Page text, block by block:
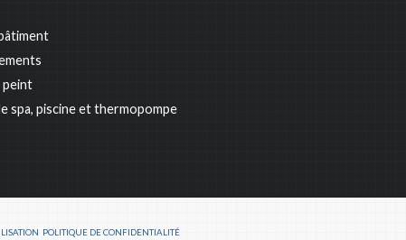
peint
spa, piscine et thermopompe
POLITIQUE DE CONFIDENTIALITÉ